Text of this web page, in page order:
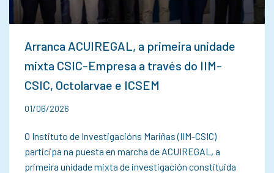
Arranca ACUIREGAL, a primeira unidade
mixta CSIC-Empresa a través do IIM-
CSIC, Octolarvae e ICSEM
01/06/2026
O Instituto de Investigacións Mariñas (IIM-CSIC)
participa na puesta en marcha de ACUIREGAL, a
primeira unidade mixta de investigación constituida